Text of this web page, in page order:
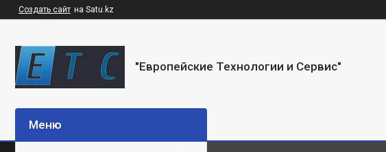
Создать сайт на Satu.kz
"Европейские Технологии и Сервис"